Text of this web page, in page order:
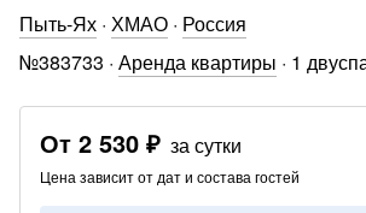
Пыть-Ях · ХМАО · Россия
№383733 · Аренда квартиры · 1
От 2 530 ₽ за сутки
Цена зависит от дат и состава гостей